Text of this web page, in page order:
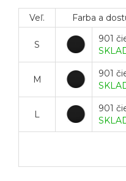
Veľ. Farba a
S
901
M
901
L
901